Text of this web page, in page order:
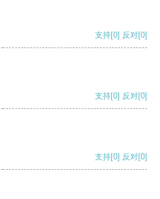
支持[0] 反对[0]
支持[0] 反对[0]
支持[0] 反对[0]